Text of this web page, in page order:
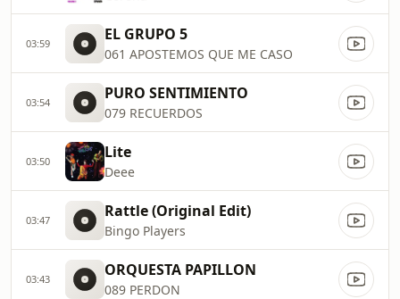
03:59 EL GRUPO 5
061 APOSTEMOS QUE ME CASO
03:54 PURO SENTIMIENTO
079 RECUERDOS
03:50 Lite
Deee
03:47 Rattle (Original Edit)
Bingo Players
03:43 ORQUESTA PAPILLON
089 PERDON